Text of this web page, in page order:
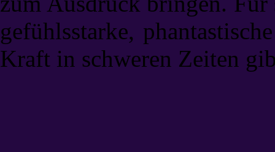
gefühlsstarke,
Kraft in schweren Zeiten